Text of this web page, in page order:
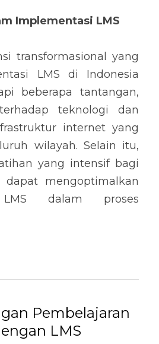
Implementasi LMS
transformasional yang
LMS di Indonesia
beberapa tantangan,
teknologi dan
internet yang
wilayah. Selain itu,
yang intensif bagi
mengoptimalkan
LMS dalam proses
Pembelajaran
LMS